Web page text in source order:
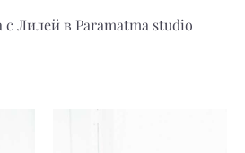
Лилей в Paramatma studio